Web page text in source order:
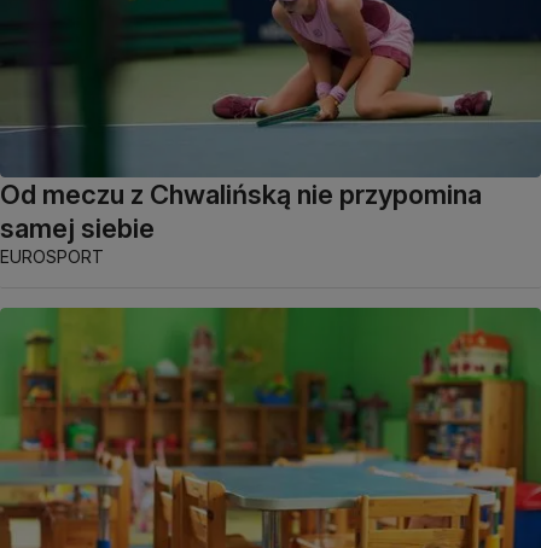
Od meczu z Chwalińską nie przypomina
samej siebie
EUROSPORT